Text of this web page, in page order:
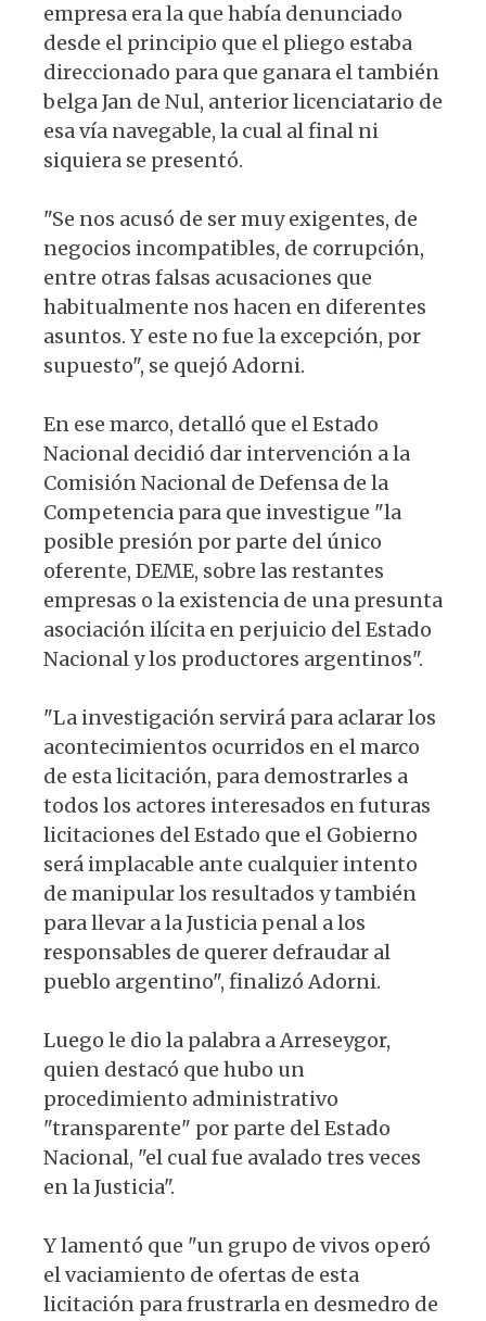
empresa era la que había denunciado
desde el principio que el pliego estaba
direccionado para que ganara el también
belga Jan de Nul, anterior licenciatario de
esa vía navegable, la cual al final ni
siquiera se presentó.
"Se nos acusó de ser muy exigentes, de
negocios incompatibles, de corrupción,
entre otras falsas acusaciones que
habitualmente nos hacen en diferentes
asuntos. Y este no fue la excepción, por
supuesto", se quejó Adorni.
En ese marco, detalló que el Estado
Nacional decidió dar intervención a la
Comisión Nacional de Defensa de la
Competencia para que investigue "la
posible presión por parte del único
oferente, DEME, sobre las restantes
empresas o la existencia de una presunta
asociación ilícita en perjuicio del Estado
Nacional y los productores argentinos".
"La investigación servirá para aclarar los
acontecimientos ocurridos en el marco
de esta licitación, para demostrarles a
todos los actores interesados en futuras
licitaciones del Estado que el Gobierno
será implacable ante cualquier intento
de manipular los resultados y también
para llevar a la Justicia penal a los
responsables de querer defraudar al
pueblo argentino", finalizó Adorni.
Luego le dio la palabra a Arreseygor,
quien destacó que hubo un
procedimiento administrativo
"transparente" por parte del Estado
Nacional, "el cual fue avalado tres veces
en la Justicia".
Y lamentó que "un grupo de vivos operó
el vaciamiento de ofertas de esta
licitación para frustrarla en desmedro de